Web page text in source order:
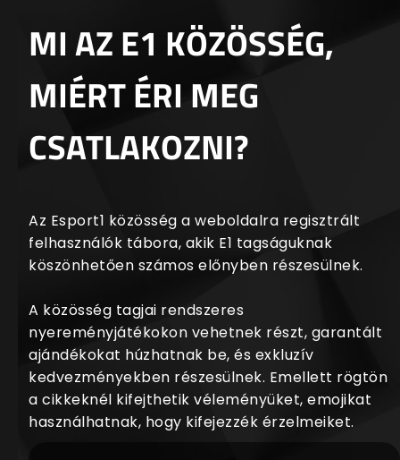
MI AZ E1 KÖZÖSSÉG,
MIÉRT ÉRI MEG
CSATLAKOZNI?
Az Esport1 közösség a weboldalra regisztrált
felhasználók tábora, akik E1 tagságuknak
köszönhetően számos előnyben részesülnek.
A közösség tagjai rendszeres
nyereményjátékokon vehetnek részt, garantált
ajándékokat húzhatnak be, és exkluzív
kedvezményekben részesülnek. Emellett rögtön
a cikkeknél kifejthetik véleményüket, emojikat
használhatnak, hogy kifejezzék érzelmeiket.